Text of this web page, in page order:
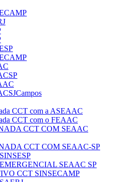
CCT com a ASEAAC
CCT com o FEAAC
CCT COM SEAAC
CCT COM SEAAC-SP
SEAAC SP
CCT SINSECAMP